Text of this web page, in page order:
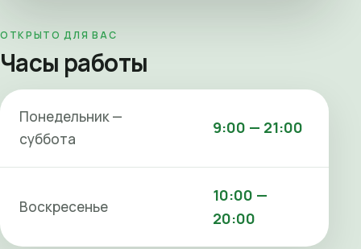
ОТКРЫТО ДЛЯ ВАС
Часы работы
Понедельник —
суббота
9:00 — 21:00
Воскресенье
10:00 —
20:00